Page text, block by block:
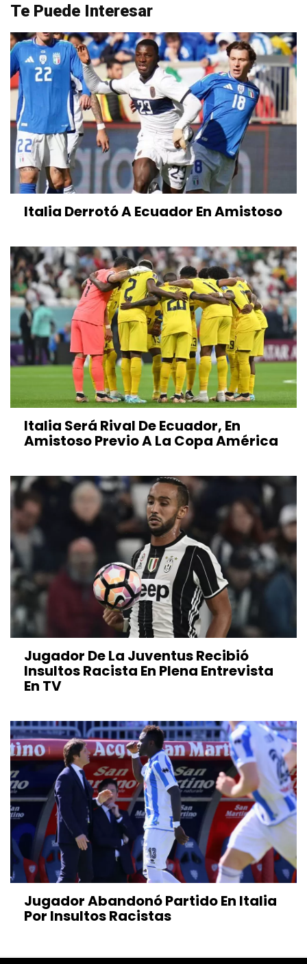
Te Puede Interesar
Italia Derrotó A Ecuador En Amistoso
Italia Será Rival De Ecuador, En
Amistoso Previo A La Copa América
Jugador De La Juventus Recibió
Insultos Racista En Plena Entrevista
En TV
Jugador Abandonó Partido En Italia
Por Insultos Racistas